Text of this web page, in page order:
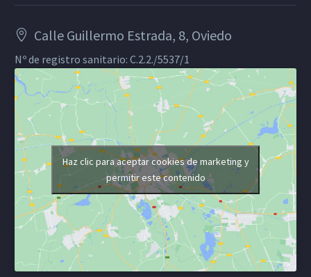
Calle Guillermo Estrada, 8, Oviedo
Nº de registro sanitario: C.2.2./5537/1
Haz clic para aceptar cookies de marketing y
permitir este contenido